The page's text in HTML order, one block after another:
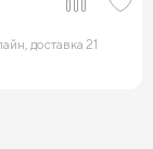
доставка 21